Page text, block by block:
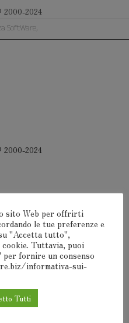
2000-2024
SoftWare,
2000-2024
sito Web per offrirti
le tue preferenze e
"Accetta tutto",
Tuttavia, puoi
fornire un consenso
informativa-sui-
Tutti